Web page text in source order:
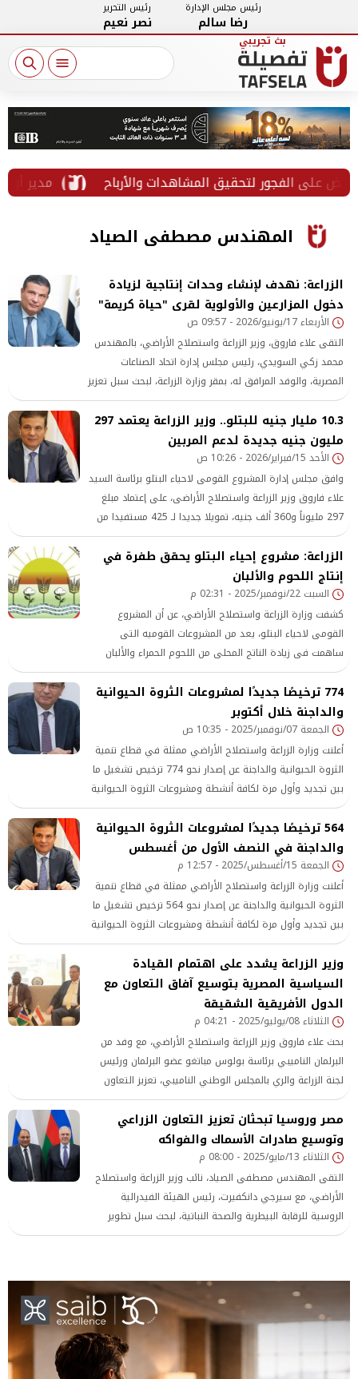
رئيس مجلس الإدارة
رضا سالم
رئيس التحرير
نصر نعيم
مدير أوقاف الفجور لتحقيق المشاهدات والأرباح
المهندس مصطفى الصياد
الزراعة: نهدف لإنشاء وحدات إنتاجية لزيادة
دخول المزارعين والأولوية لقرى "حياة كريمة"
الأربعاء 17/يونيو/2026 - 09:57 ص
التقى علاء فاروق، وزير الزراعة واستصلاح الأراضي، بالمهندس
محمد زكي السويدي، رئيس مجلس إدارة اتحاد الصناعات
المصرية، والوفد المرافق له، بمقر وزارة الزراعة، لبحث سبل تعزيز
التعاون المشترك في دعم التنمية الريفية، وزيادة القيمة
المضافة للمنتجات الزراعية، واستغلال أصول الدولة بالشكل
الأمثل، من خلال مبادرة القرية المنتجة.
10.3 مليار جنيه للبتلو.. وزير الزراعة يعتمد 297
مليون جنيه جديدة لدعم المربين
الأحد 15/فبراير/2026 - 10:26 ص
وافق مجلس إدارة المشروع القومى لاحياء البتلو برئاسة السيد
علاء فاروق وزير الزراعة واستصلاح الأراضى، على إعتماد مبلغ
297 مليوناً و360 ألف جنيه، تمويلا جديدا لـ 425 مستفيدا من
صغار المربين وشباب الخريجين، بإجمالى عدد رؤوس ماشية
4251 رأس.
الزراعة: مشروع إحياء البتلو يحقق طفرة في
إنتاج اللحوم والألبان
السبت 22/نوفمبر/2025 - 02:31 م
كشفت وزارة الزراعة واستصلاح الأراضي، عن أن المشروع
القومى لاحياء البتلو، يعد من المشروعات القوميه التى
ساهمت فى زيادة الناتج المحلى من اللحوم الحمراء والألبان
الطازجه، حيث من المتوقع زيادة إنتاج مصر من اللحوم الحمراء
بنهاية هذا العام، إلى نحو 600 ألف طن مقابل 555 ألف طن
العام الماضي، وزيادة الإنتاج
774 ترخيصًا جديدًا لمشروعات الثروة الحيوانية
والداجنة خلال أكتوبر
الجمعة 07/نوفمبر/2025 - 10:35 ص
أعلنت وزارة الزراعة واستصلاح الأراضي ممثلة في قطاع تنمية
الثروة الحيوانية والداجنة عن إصدار نحو 774 ترخيص تشغيل ما
بين تجديد وأول مرة لكافة أنشطة ومشروعات الثروة الحيوانية
والعلفية والداجنة ومراكز تجميع الألبان.
564 ترخيصًا جديدًا لمشروعات الثروة الحيوانية
والداجنة في النصف الأول من أغسطس
الجمعة 15/أغسطس/2025 - 12:57 م
أعلنت وزارة الزراعة واستصلاح الأراضي ممثلة في قطاع تنمية
الثروة الحيوانية والداجنة عن إصدار نحو 564 ترخيص تشغيل ما
بين تجديد وأول مرة لكافة أنشطة ومشروعات الثروة الحيوانية
والعلفية والداجنة ومراكز تجميع الألبان
وزير الزراعة يشدد على اهتمام القيادة
السياسية المصرية بتوسيع آفاق التعاون مع
الدول الأفريقية الشقيقة
الثلاثاء 08/يوليو/2025 - 04:21 م
بحث علاء فاروق وزير الزراعة واستصلاح الأراضي، مع وفد من
البرلمان الناميبي برئاسة بولوس مباتغو عضو البرلمان ورئيس
لجنة الزراعة والري بالمجلس الوطني الناميبي، تعزيز التعاون
المشترك بين دولتي مصر وناميبيا في المجال الزراعي.
مصر وروسيا تبحثان تعزيز التعاون الزراعي
وتوسيع صادرات الأسماك والفواكه
الثلاثاء 13/مايو/2025 - 08:00 م
التقى المهندس مصطفى الصياد، نائب وزير الزراعة واستصلاح
الأراضي، مع سيرجي دانكفيرت، رئيس الهيئة الفيدرالية
الروسية للرقابة البيطرية والصحة النباتية، لبحث سبل تطوير
الشراكة في مجالات الصحة النباتية والبيطرية، ودعم التبادل